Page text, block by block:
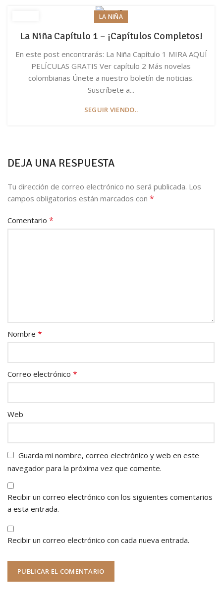
LA NIÑA
La Niña Capítulo 1 – ¡Capítulos Completos!
En este post encontrarás: La Niña Capítulo 1 MIRA AQUÍ
PELÍCULAS GRATIS Ver capítulo 2 Más novelas
colombianas Únete a nuestro boletín de noticias.
Suscríbete a...
SEGUIR VIENDO..
DEJA UNA RESPUESTA
Tu dirección de correo electrónico no será publicada. Los
campos obligatorios están marcados con *
Comentario *
Nombre *
Correo electrónico *
Web
Guarda mi nombre, correo electrónico y web en este
navegador para la próxima vez que comente.
Recibir un correo electrónico con los siguientes comentarios
a esta entrada.
Recibir un correo electrónico con cada nueva entrada.